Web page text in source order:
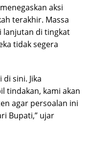
aksi
terakhir. Massa
lanjutan di tingkat
tidak segera
sini. Jika
tindakan, kami akan
agar persoalan ini
Bupati,” ujar